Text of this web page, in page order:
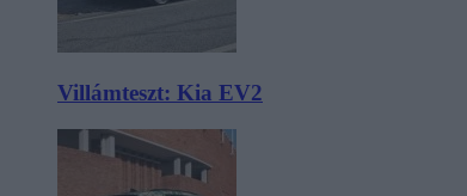
Villámteszt: Kia EV2